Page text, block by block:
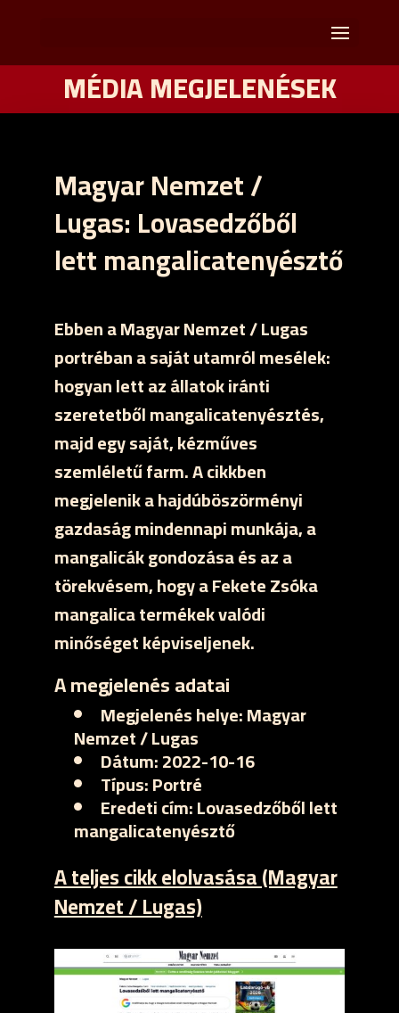
MÉDIA MEGJELENÉSEK
Magyar Nemzet /
Lugas: Lovasedzőből
lett mangalicatenyésztő
Ebben a Magyar Nemzet / Lugas
portréban a saját utamról mesélek:
hogyan lett az állatok iránti
szeretetből mangalicatenyésztés,
majd egy saját, kézműves
szemléletű farm. A cikkben
megjelenik a hajdúböszörményi
gazdaság mindennapi munkája, a
mangalicák gondozása és az a
törekvésem, hogy a Fekete Zsóka
mangalica termékek valódi
minőséget képviseljenek.
A megjelenés adatai
Megjelenés helye:Magyar
Nemzet / Lugas
Dátum:2022-10-16
Típus:Portré
Eredeti cím:Lovasedzőből lett
mangalicatenyésztő
A teljes cikk elolvasása (Magyar
Nemzet / Lugas)